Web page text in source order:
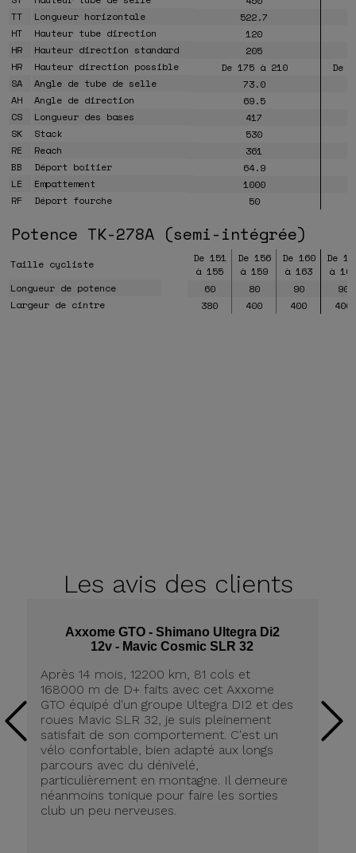
TT
Longueur horizontale 522.7
HT
Hauteur tube direction
120
HR
Hauteur direction standard
205
HR
Hauteur direction possible De 175 à 210
De
SA
Angle de tube de selle 73.0
AH
Angle de direction 69.5
CS
Longueur des bases
417
SK
Stack
530
RE
Reach
361
BB
Déport boitier 64.9
LE
Empattement 1000
RF
Déport fourche 50
Potence TK-278A (semi-intégrée)
Taille cycliste
De 151
à 155
De 156
à 159
De 160
à 163
De
à
Longueur de potence
60 80 90
90
Largeur de cintre
380 400 400 400
Les avis des clients
Axxome GTO - Shimano Ultegra Di2
12v - Mavic Cosmic SLR 32
Après 14 mois, 12200 km, 81 cols et
168000 m de D+ faits avec cet Axxome
GTO équipé d'un groupe Ultegra DI2 et des
roues Mavic SLR 32, je suis pleinement
satisfait de son comportement. C'est un
vélo confortable, bien adapté aux longs
parcours avec du dénivelé,
particulièrement en montagne. Il demeure
néanmoins tonique pour faire les sorties
club un peu nerveuses.